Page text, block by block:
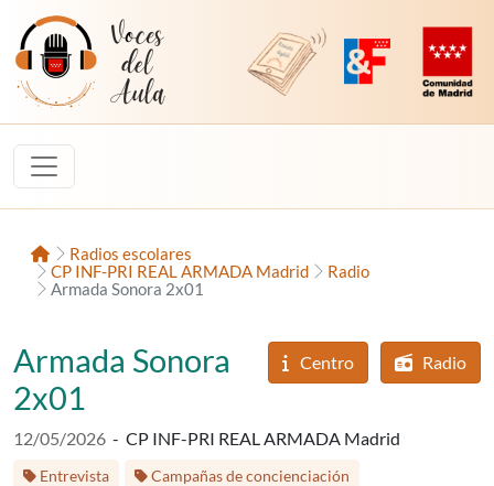
Saltar al contenido
Voces del Aula
Revista Digital de EducaMadrid
Plataforma de
InicioRadios escolares
CP INF-PRI REAL ARMADA Madrid
Radio
Armada Sonora 2x01
Centro Radio
Armada Sonora
2x01
Fecha de publicación:
12/05/2026 - CP INF-PRI REAL ARMADA Madrid
Etiquetas:
Entrevista Campañas de concienciación